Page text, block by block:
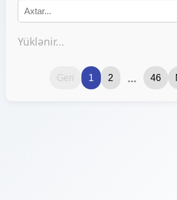
Yüklənir...
Geri 1 2 ... 46